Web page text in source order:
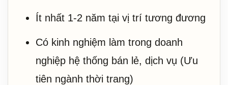
Ít nhất 1-2 năm tại vị trí tương đương
Có kinh nghiệm làm trong doanh
nghiệp hệ thống bán lẻ, dịch vụ (Ưu
tiên ngành thời trang)